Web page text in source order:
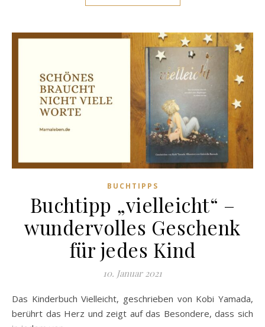
BUCHTIPPS
Buchtipp „vielleicht“ –
wundervolles Geschenk
für jedes Kind
10. Januar 2021
Das Kinderbuch Vielleicht, geschrieben von Kobi Yamada,
berührt das Herz und zeigt auf das Besondere, dass sich